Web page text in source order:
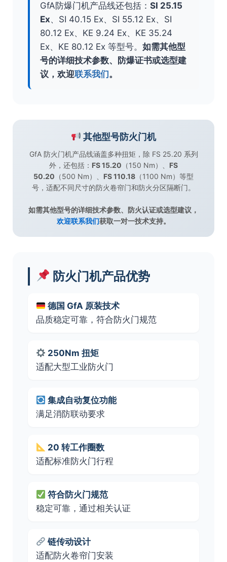
GfA防爆门机产品线还包括： SI 25.15
Ex、SI 40.15 Ex、SI 55.12 Ex、SI
80.12 Ex、KE 9.24 Ex、KE 35.24
Ex、KE 80.12 Ex 等型号。 如需其他型
号的详细技术参数、防爆证书或选型建
议，欢迎联系我们。
其他型号防火门机
GfA 防火门机产品线涵盖多种扭矩，除 FS 25.20 系列
外，还包括： FS 15.20 （150 Nm）、 FS
50.20 （500 Nm）、 FS 110.18 （1100 Nm）等型
号，适配不同尺寸的防火卷帘门和防火分区隔断门。
如需其他型号的详细技术参数、防火认证或选型建议，
欢迎联系我们获取一对一技术支持。
防火门机产品优势
德国 GfA 原装技术
品质稳定可靠，符合防火门规范
250Nm 扭矩
适配大型工业防火门
集成自动复位功能
满足消防联动要求
20 转工作圈数
适配标准防火门行程
符合防火门规范
稳定可靠，通过相关认证
链传动设计
适配防火卷帘门安装